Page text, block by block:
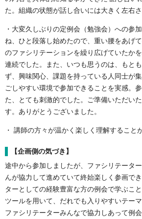
た。組織の状態が話し合いには大きく左右
・大変久しぶりの定例会（勉強会）への参
ね、ひと段落し始めたので、重い腰をあげ
のファシリテーションを繰り広げていたか
連続でした。また、いつも思うのは、もと
ず、興味関心、課題を持っている人同士が
ごしやすい環境で参加できることを実感。
た、とても刺激的でした。ご準備いただい
す。ありがとうございました。
・ 講師の方々が温かく楽しく理解すること
【企画側の気づき】
途中から参加しましたが、ファシリテータ
んが協力して進めていて終始楽しく参画で
ターとしての経験豊富な方の例会で学ぶこ
ツールを用いて、だれでも入りやすいテー
ファシリテーターみんなで協力しあって例